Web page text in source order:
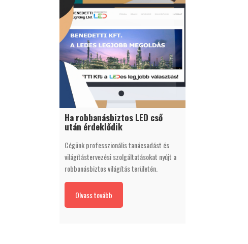
Ha robbanásbiztos LED cső
után érdeklődik
Cégünk professzionális tanácsadást és
világítástervezési szolgáltatásokat nyújt a
robbanásbiztos világítás területén.
Olvass tovább